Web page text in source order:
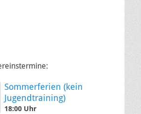
Sommerferien (kein
Jugendtraining)
18:00 Uhr